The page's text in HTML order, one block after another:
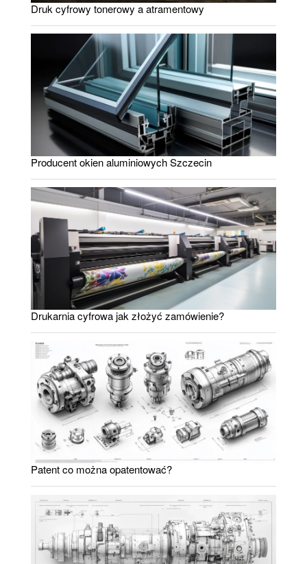
Druk cyfrowy tonerowy a atramentowy
Producent okien aluminiowych Szczecin
Drukarnia cyfrowa jak złożyć zamówienie?
Patent co można opatentować?